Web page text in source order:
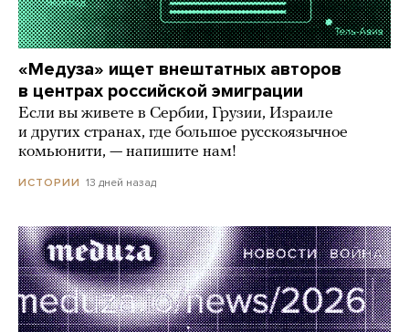
«Медуза» ищет внештатных авторов
в центрах российской эмиграции
Если вы живете в Сербии, Грузии, Израиле
и других странах, где большое русскоязычное
комьюнити, — напишите нам!
ИСТОРИИ 13 дней назад